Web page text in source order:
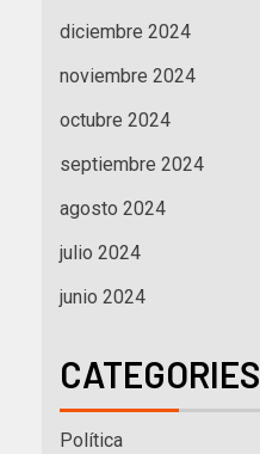
diciembre 2024
noviembre 2024
octubre 2024
septiembre 2024
agosto 2024
julio 2024
junio 2024
CATEGORIES
Política